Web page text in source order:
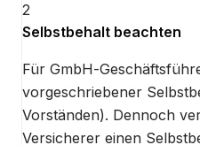
2
Selbstbehalt beachten
Für GmbH-
vorgeschriebener
Vorständen). Dennoch
Versicherer einen